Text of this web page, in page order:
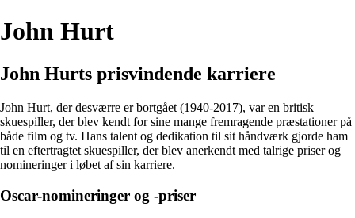
John Hurt
John Hurts prisvindende karriere
John Hurt, der desværre er bortgået (1940-2017), var en britisk
skuespiller, der blev kendt for sine mange fremragende præstationer på
både film og tv. Hans talent og dedikation til sit håndværk gjorde ham
til en eftertragtet skuespiller, der blev anerkendt med talrige priser og
nomineringer i løbet af sin karriere.
Oscar-nomineringer og -priser